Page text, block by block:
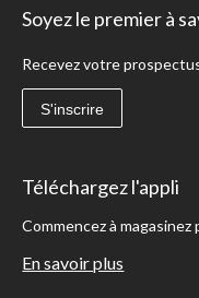
Soyez le premier à
Recevez votre
S'inscrire
Téléchargez l'appli
Commencez à
En savoir plus